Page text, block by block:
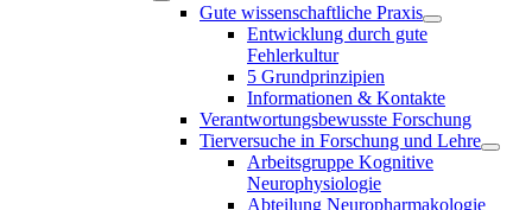
Gute wissenschaftliche Praxis
Entwicklung durch gute
Fehlerkultur
5 Grundprinzipien
Informationen & Kontakte
Verantwortungsbewusste Forschung
Tierversuche in Forschung und Lehre
Arbeitsgruppe Kognitive
Neurophysiologie
Abteilung Neuropharmakologie